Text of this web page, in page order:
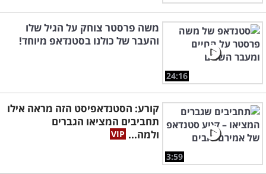
24:16
משה פרסטר צוחק על הגיל שלו
והעבר של כולנו בסטנדאפ מיוחד!
3:59
קורע: הסטנדאפיסט הזה מראה אילו
תחביבים המציאו הגברים
ולמה...